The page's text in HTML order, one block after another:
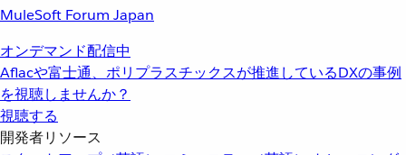
MuleSoft Forum Japan
オンデマンド配信中
Aflacや富士通、ポリプラスチックスが推進しているDXの事例
を視聴しませんか？
視聴する
開発者リソース